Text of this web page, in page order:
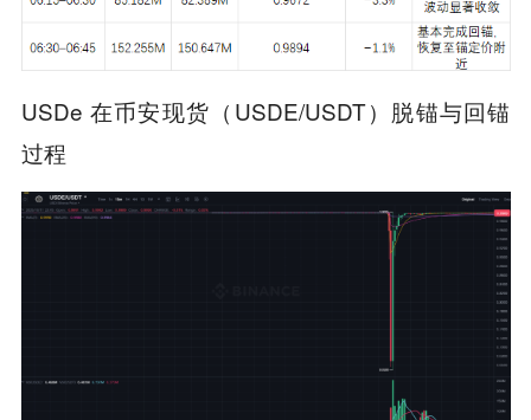
USDe 在币安现货（USDE/USDT）脱锚与回锚
过程